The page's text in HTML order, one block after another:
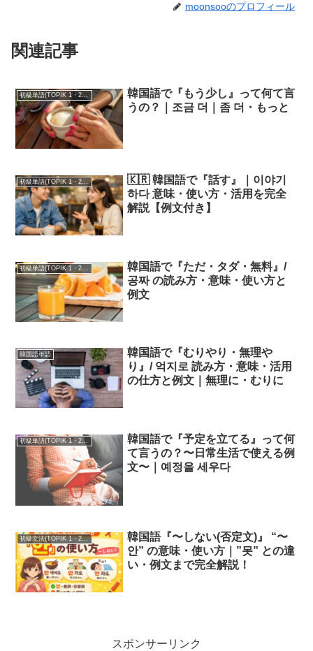
moonsooのプロフィール
関連記事
初級単語(TOPIK 1・2級)
韓国語で『もう少し』って何て言
うの？｜조금 더｜좀 더・もっと
🇰🇷 韓国語で『話す』｜이야기
하다 意味・使い方・活用を完全
解説【例文付き】
韓国語で『ただ・タダ・無料』/
공짜 の読み方・意味・使い方と
例文
韓国語単語
韓国語で『むりやり・無理や
り』/ 억지로 読み方・意味・活用
の仕方と例文｜無理に・むりに
初級単語(TOPIK 1・2級)
韓国語で『予定を立てる』って何
て言うの？〜日常生活で使える例
文〜｜ 예정을 세우다
初級文法(TOPIK 1・2級)
韓国語『〜しない(否定文)』 “〜
안” の意味・使い方｜”못” との違
い・例文まで完全解説！
スポンサーリンク